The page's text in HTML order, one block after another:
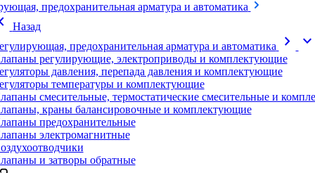
предохранительная арматура и автоматика
Назад
предохранительная арматура и автоматика
chevron_right expand_more
регулирующие, электроприводы и комплектующие
давления, перепада давления и комплектующие
температуры и комплектующие
смесительные, термостатические смесительные и
краны балансировочные и комплектующие
предохранительные
электромагнитные
и затворы обратные